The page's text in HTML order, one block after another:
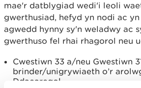
mae'r datblygiad wedi'i leoli
gwerthusiad, hefyd yn nodi ac
agwedd hynny sy'n weladwy ac
gwerthuso fel rhai rhagorol neu
Cwestiwn 33 a/neu Gwestiwn
brinder/unigrywiaeth o’r
Ddaearegol